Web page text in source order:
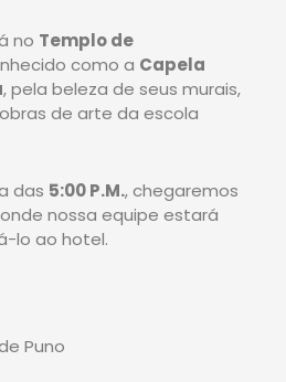
no Templo de
como a Capela
, pela beleza de seus murais,
de arte da escola
das 5:00 P.M., chegaremos
nossa equipe estará
lo ao hotel.
Puno